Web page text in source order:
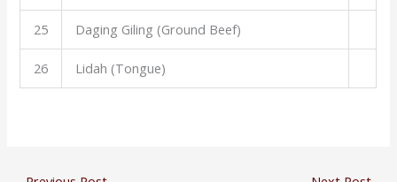
25 Daging Giling (Ground Beef)
26 Lidah (Tongue)